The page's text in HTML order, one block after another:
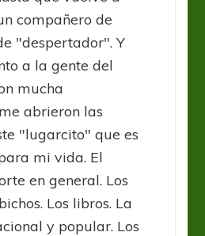
compañero de
"despertador". Y
a la gente del
mucha
abrieron las
"lugarcito" que es
mi vida. El
en general. Los
Los libros. La
y popular. Los